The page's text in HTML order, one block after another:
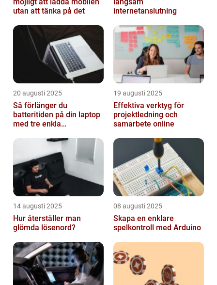
utan att tänka på det
internetanslutning
20 augusti 2025
Så förlänger du
batteritiden på din laptop
med tre enkla
19 augusti 2025
Effektiva verktyg för
projektledning och
samarbete online
14 augusti 2025
Hur återställer man
glömda lösenord?
08 augusti 2025
Skapa en enklare
spelkontroll med Arduino